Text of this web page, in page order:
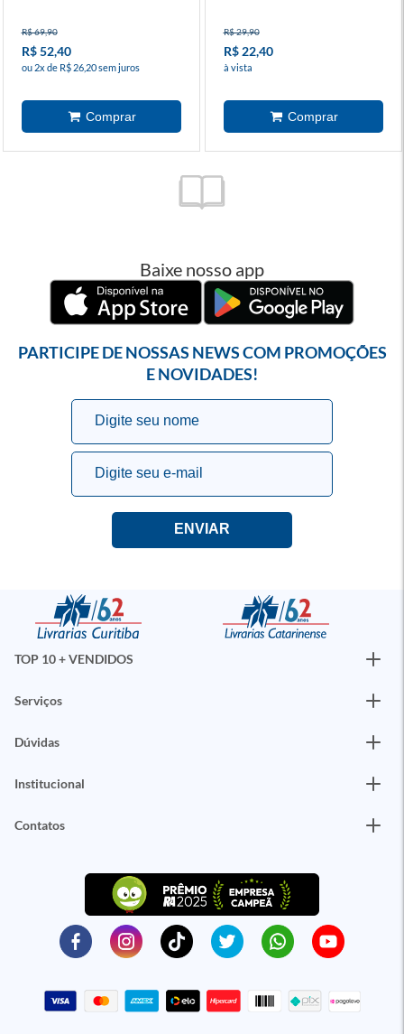
R$ 69,90
R$ 52,40
ou 2x de R$ 26,20 sem juros
R$ 29,90
R$ 22,40
à vista
Baixe nosso app
PARTICIPE DE NOSSAS NEWS COM PROMOÇÕES
E NOVIDADES!
TOP 10 + VENDIDOS
Serviços
Dúvidas
Institucional
Contatos